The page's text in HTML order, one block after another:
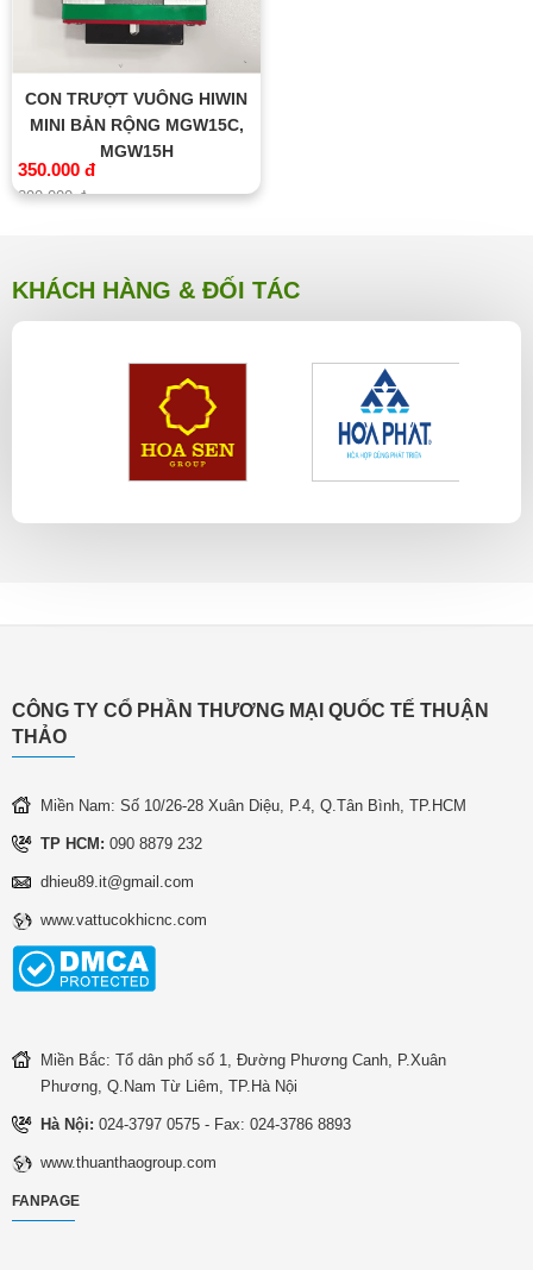
CON TRƯỢT VUÔNG HIWIN
MINI BẢN RỘNG MGW15C,
MGW15H
350.000 đ
390.000 đ
KHÁCH HÀNG & ĐỐI TÁC
CÔNG TY CỔ PHẦN THƯƠNG MẠI QUỐC TẾ THUẬN
THẢO
Miền Nam: Số 10/26-28 Xuân Diệu, P.4, Q.Tân Bình, TP.HCM
TP HCM: 090 8879 232
dhieu89.it@gmail.com
www.vattucokhicnc.com
Miền Bắc: Tổ dân phố số 1, Đường Phương Canh, P.Xuân
Phương, Q.Nam Từ Liêm, TP.Hà Nội
Hà Nội: 024-3797 0575 - Fax: 024-3786 8893
www.thuanthaogroup.com
FANPAGE